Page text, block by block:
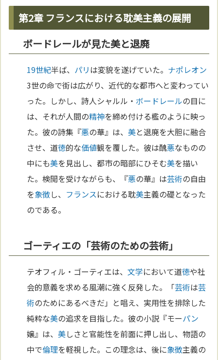
第2章 フランスにおける耽美主義の展開
ボードレールが見た美と退廃
19世紀半ば、 パリは変貌を遂げていた。 ナポレオン
3世の命で街は広がり、近代的な都市へと変わってい
った。しかし、詩人シャルル・ ボードレールの目に
は、それが人間の精神を締め付ける檻のように映っ
た。彼の詩集『悪の華』は、美と退廃を大胆に融合
させ、道徳的な価値観を覆した。彼は醜悪なものの
中にも美を見出し、都市の暗部にひそむ美を描い
た。検閲を受けながらも、『悪の華』は芸術の自由
を象徴し、 フランスにおける耽美主義の礎となった
のである。
ゴーティエの「芸術のための芸術」
テオフィル・ゴーティエは、文学において道徳や社
会的意義を求める風潮に強く反発した。「芸術は芸
術のためにあるべきだ」と唱え、実用性を排除した
純粋な美の追求を目指した。彼の小説『モーパン
嬢』は、美しさと官能性を前面に押し出し、物語の
中で倫理を軽視した。この理念は、後に象徴主義の